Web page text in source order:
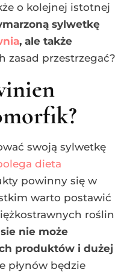
o kolejnej istotnej
sylwetkę
, ale także
zasad przestrzegać?
swoją sylwetkę
dieta
powinny się w
warto postawić
roślin
nie może
produktów i dużej
płynów będzie